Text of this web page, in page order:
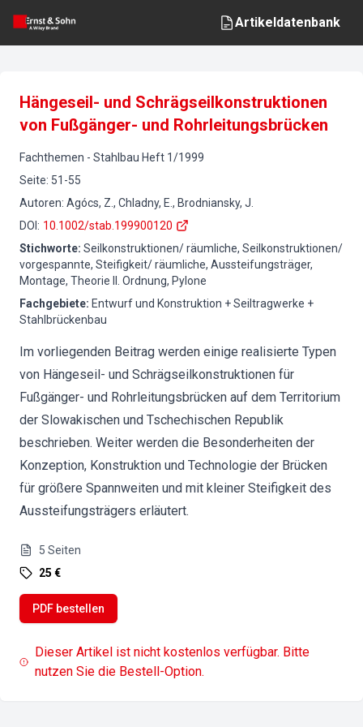
Artikeldatenbank
Hängeseil- und Schrägseilkonstruktionen
von Fußgänger- und Rohrleitungsbrücken
Fachthemen - Stahlbau Heft 1/1999
Seite: 51-55
Autoren: Agócs, Z., Chladny, E., Brodniansky, J.
DOI : 10.1002/stab.199900120
Stichworte: Seilkonstruktionen/ räumliche, Seilkonstruktionen/
vorgespannte, Steifigkeit/ räumliche, Aussteifungsträger,
Montage, Theorie II. Ordnung, Pylone
Fachgebiete: Entwurf und Konstruktion + Seiltragwerke +
Stahlbrückenbau
Im vorliegenden Beitrag werden einige realisierte Typen
von Hängeseil- und Schrägseilkonstruktionen für
Fußgänger- und Rohrleitungsbrücken auf dem Territorium
der Slowakischen und Tschechischen Republik
beschrieben. Weiter werden die Besonderheiten der
Konzeption, Konstruktion und Technologie der Brücken
für größere Spannweiten und mit kleiner Steifigkeit des
Aussteifungsträgers erläutert.
5 Seiten
25 €
PDF bestellen
Dieser Artikel ist nicht kostenlos verfügbar. Bitte
nutzen Sie die Bestell-Option.